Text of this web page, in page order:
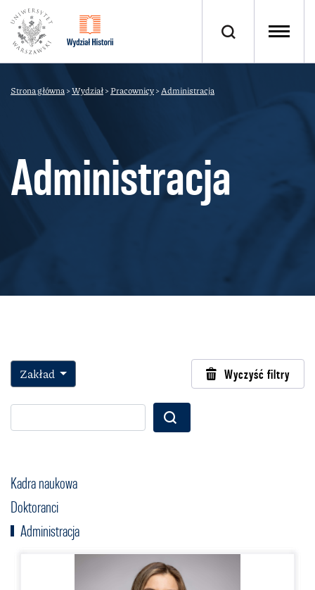
Strona główna>Wydział>Pracownicy>Administracja
Administracja
Zakład Wyczyść filtry
Wyszukaj
Kadra naukowa
Doktoranci
Administracja